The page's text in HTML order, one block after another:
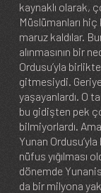
kaynaklı olarak,
Müslümanları
maruz kaldılar.
alınmasının bir
Ordusu’yla
gitmesiydi.
yaşayanlardı. O
bu gidişten pek
bilmiyorlardı.
Yunan
nüfus yığılması
dönemde
da bir milyona